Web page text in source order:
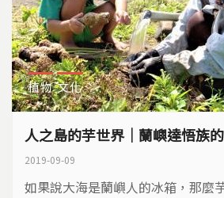
植物 文化
人之島的芋世界｜蘭嶼達悟族
2019-09-09
如果說大海是蘭嶼人的冰箱，那麼